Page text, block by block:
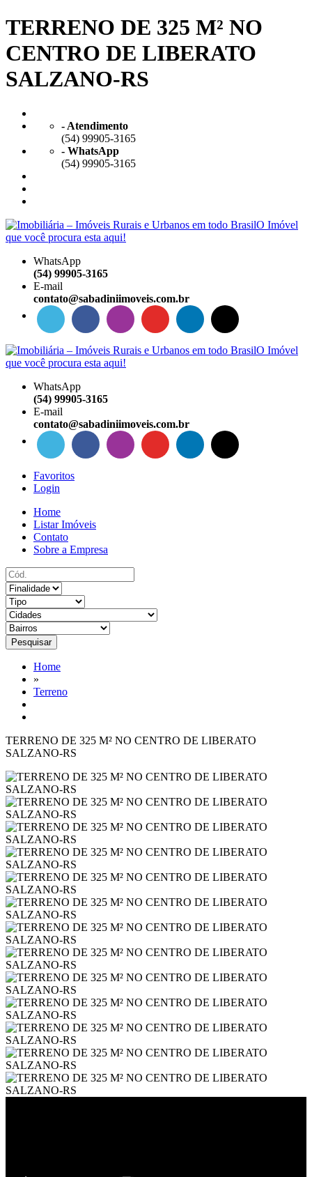
TERRENO DE 325 M² NO
CENTRO DE LIBERATO
SALZANO-RS
- Atendimento
(54) 99905-3165
- WhatsApp
(54) 99905-3165
WhatsApp
(54) 99905-3165
E-mail
contato@sabadiniimoveis.com.br
WhatsApp
(54) 99905-3165
E-mail
contato@sabadiniimoveis.com.br
Favoritos
Login
Home
Listar Imóveis
Contato
Sobre a Empresa
Home
»
Terreno
TERRENO DE 325 M² NO CENTRO DE LIBERATO
SALZANO-RS